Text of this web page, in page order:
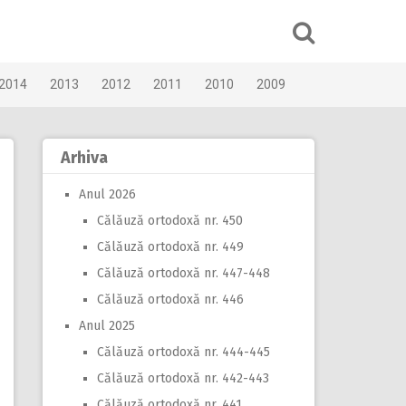
2013 2012 2011 2010 2009
Arhiva
Anul 2026
Călăuză ortodoxă nr. 450
Călăuză ortodoxă nr. 449
Călăuză ortodoxă nr. 447-448
Călăuză ortodoxă nr. 446
Anul 2025
Călăuză ortodoxă nr. 444-445
Călăuză ortodoxă nr. 442-443